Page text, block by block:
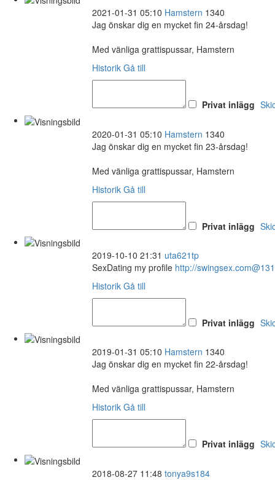
2021-01-31 05:10 Hamstern 1340
Jag önskar dig en mycket fin 24-årsdag!
Med vänliga grattispussar, Hamstern
Historik Gå till
Privat inlägg
2020-01-31 05:10 Hamstern 1340
Jag önskar dig en mycket fin 23-årsdag!
Med vänliga grattispussar, Hamstern
Historik Gå till
Privat inlägg
2019-10-10 21:31 uta621tp
SexDating my profile http://
Historik Gå till
Privat inlägg
2019-01-31 05:10 Hamstern 1340
Jag önskar dig en mycket fin 22-årsdag!
Med vänliga grattispussar, Hamstern
Historik Gå till
Privat inlägg
2018-08-27 11:48 tonya9s184